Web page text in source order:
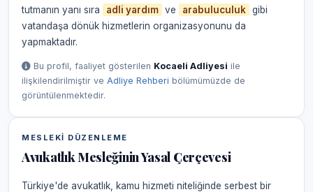
tutmanın yanı sıra
adli yardım ve arabuluculuk gibi
vatandaşa dönük hizmetlerin organizasyonunu da
yapmaktadır.
Bu profil, faaliyet gösterilen Kocaeli Adliyesi ile
ilişkilendirilmiştir ve Adliye Rehberi bölümümüzde de
görüntülenmektedir.
MESLEKI DÜZENLEME
Avukatlık Mesleğinin Yasal Çerçevesi
Türkiye'de avukatlık, kamu hizmeti niteliğinde serbest bir